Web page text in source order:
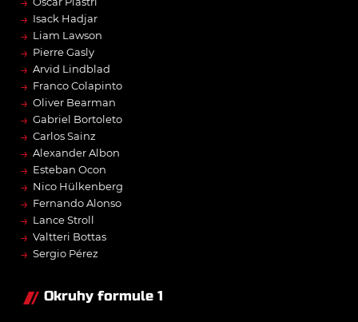
→ Isack Hadjar
→ Liam Lawson
→ Pierre Gasly
→ Arvid Lindblad
→ Franco Colapinto
→ Oliver Bearman
→ Gabriel Bortoleto
→ Carlos Sainz
→ Alexander Albon
→ Esteban Ocon
→ Nico Hülkenberg
→ Fernando Alonso
→ Lance Stroll
→ Valtteri Bottas
→ Sergio Pérez
Okruhy formule 1